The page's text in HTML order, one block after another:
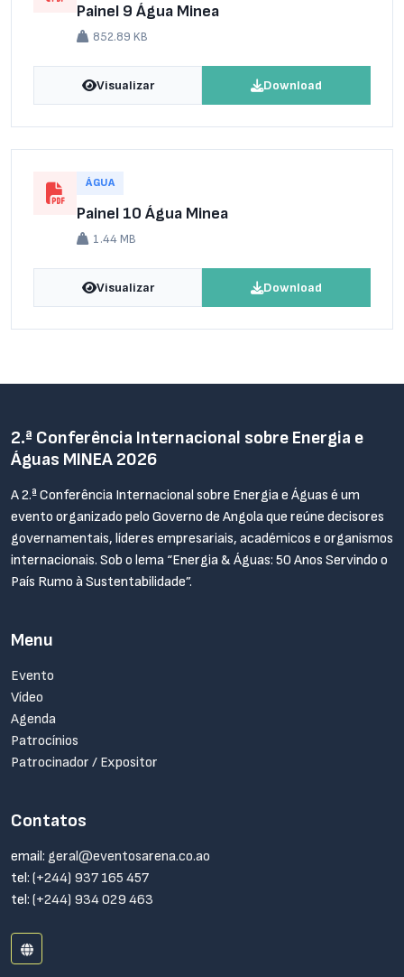
Painel 9 Água Minea
852.89 KB
Visualizar Download
ÁGUA
Painel 10 Água Minea
1.44 MB
Visualizar Download
2.ª Conferência Internacional sobre Energia e
Águas MINEA 2026
A 2.ª Conferência Internacional sobre Energia e Águas é um
evento organizado pelo Governo de Angola que reúne decisores
governamentais, líderes empresariais, académicos e organismos
internacionais. Sob o lema “Energia & Águas: 50 Anos Servindo o
País Rumo à Sustentabilidade”.
Menu
Evento
Vídeo
Agenda
Patrocínios
Patrocinador / Expositor
Contatos
email: geral@eventosarena.co.ao
tel: (+244) 937 165 457
tel: (+244) 934 029 463